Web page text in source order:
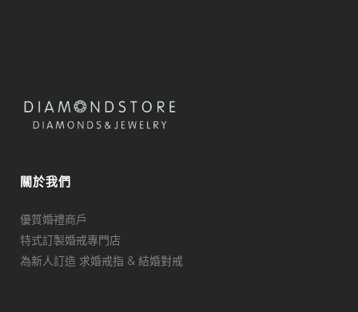
關於我們
優質婚禮商戶
特式訂製婚戒專門店
為新人訂造 求婚戒指 & 結婚對戒